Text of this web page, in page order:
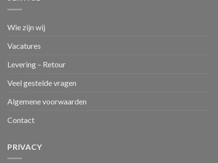
Wie zijn wij
Vacatures
Levering – Retour
Veel gestelde vragen
Algemene voorwaarden
Contact
PRIVACY